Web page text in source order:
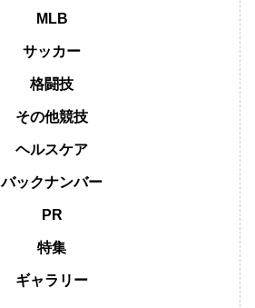
MLB
サッカー
格闘技
その他競技
ヘルスケア
バックナンバー
PR
特集
ギャラリー